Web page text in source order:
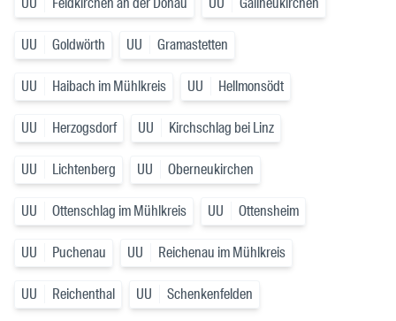
UU Goldwörth UU Gramastetten
UU Haibach im Mühlkreis UU Hellmonsödt
UU Herzogsdorf UU Kirchschlag bei Linz
UU Lichtenberg UU Oberneukirchen
UU Ottenschlag im Mühlkreis UU Ottensheim
UU Puchenau UU Reichenau im Mühlkreis
UU Reichenthal UU Schenkenfelden